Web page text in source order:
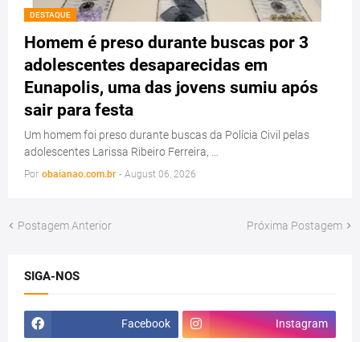
DESTAQUE
Homem é preso durante buscas por 3
adolescentes desaparecidas em
Eunapolis, uma das jovens sumiu após
sair para festa
Um homem foi preso durante buscas da Polícia Civil pelas
adolescentes Larissa Ribeiro Ferreira, …
Por obaianao.com.br - August 06, 2026
Postagem Anterior Próxima Postagem
SIGA-NOS
Facebook Instagram